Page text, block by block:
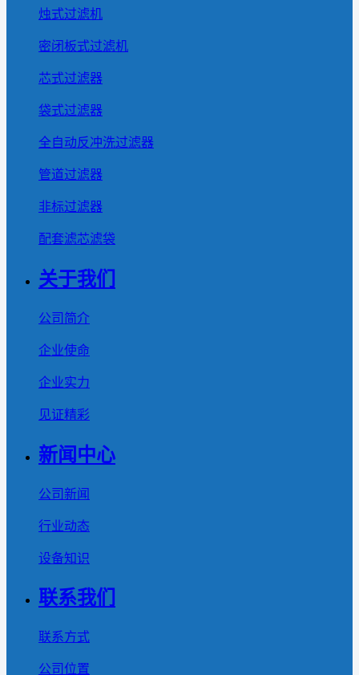
烛式过滤机
密闭板式过滤机
芯式过滤器
袋式过滤器
全自动反冲洗过滤器
管道过滤器
非标过滤器
配套滤芯滤袋
关于我们
公司简介
企业使命
企业实力
见证精彩
新闻中心
公司新闻
行业动态
设备知识
联系我们
联系方式
公司位置